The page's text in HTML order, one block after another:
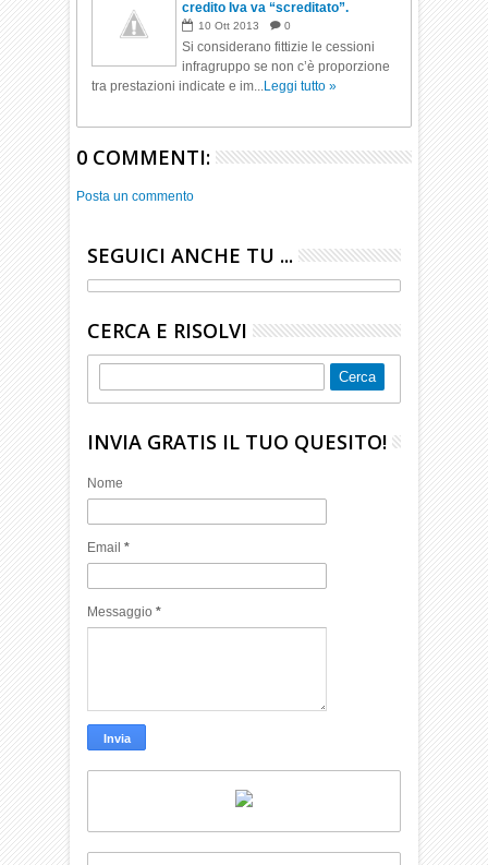
credito Iva va “screditato”.
10 Ott 2013 0
Si considerano fittizie le cessioni
infragruppo se non c’è proporzione
tra prestazioni indicate e im...Leggi tutto »
0 COMMENTI:
Posta un commento
SEGUICI ANCHE TU ...
CERCA E RISOLVI
INVIA GRATIS IL TUO QUESITO!
Nome
Email*
Messaggio*